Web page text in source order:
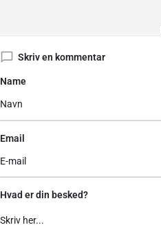
Skriv en kommentar
Name
Email
Hvad er din besked?